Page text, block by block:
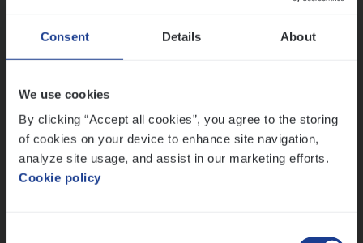
Consent Details About
We use cookies
By clicking “Accept all cookies”, you agree to the storing
of cookies on your device to enhance site navigation,
analyze site usage, and assist in our marketing efforts.
Cookie policy
Ons sollicitatieproces